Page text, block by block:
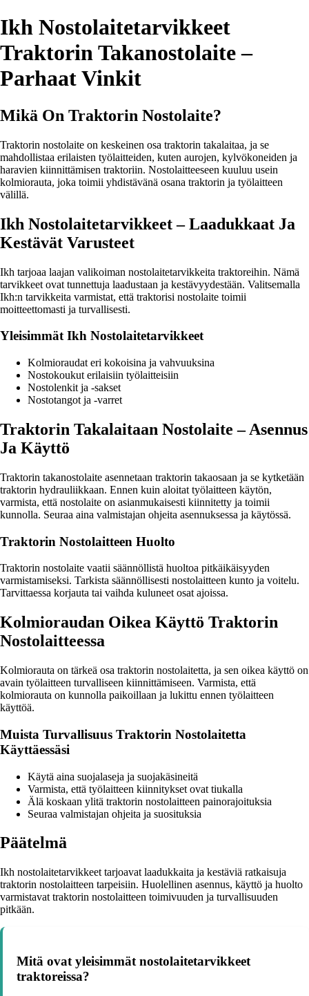
Ikh Nostolaitetarvikkeet
Traktorin Takanostolaite –
Parhaat Vinkit
Mikä On Traktorin Nostolaite?
Traktorin nostolaite on keskeinen osa traktorin takalaitaa, ja se
mahdollistaa erilaisten työlaitteiden, kuten aurojen, kylvökoneiden ja
haravien kiinnittämisen traktoriin. Nostolaitteeseen kuuluu usein
kolmiorauta, joka toimii yhdistävänä osana traktorin ja työlaitteen
välillä.
Ikh Nostolaitetarvikkeet – Laadukkaat Ja
Kestävät Varusteet
Ikh tarjoaa laajan valikoiman nostolaitetarvikkeita traktoreihin. Nämä
tarvikkeet ovat tunnettuja laadustaan ja kestävyydestään. Valitsemalla
Ikh:n tarvikkeita varmistat, että traktorisi nostolaite toimii
moitteettomasti ja turvallisesti.
Yleisimmät Ikh Nostolaitetarvikkeet
Kolmioraudat eri kokoisina ja vahvuuksina
Nostokoukut erilaisiin työlaitteisiin
Nostolenkit ja -sakset
Nostotangot ja -varret
Traktorin Takalaitaan Nostolaite – Asennus
Ja Käyttö
Traktorin takanostolaite asennetaan traktorin takaosaan ja se kytketään
traktorin hydrauliikkaan. Ennen kuin aloitat työlaitteen käytön,
varmista, että nostolaite on asianmukaisesti kiinnitetty ja toimii
kunnolla. Seuraa aina valmistajan ohjeita asennuksessa ja käytössä.
Traktorin Nostolaitteen Huolto
Traktorin nostolaite vaatii säännöllistä huoltoa pitkäikäisyyden
varmistamiseksi. Tarkista säännöllisesti nostolaitteen kunto ja voitelu.
Tarvittaessa korjauta tai vaihda kuluneet osat ajoissa.
Kolmioraudan Oikea Käyttö Traktorin
Nostolaitteessa
Kolmiorauta on tärkeä osa traktorin nostolaitetta, ja sen oikea käyttö on
avain työlaitteen turvalliseen kiinnittämiseen. Varmista, että
kolmiorauta on kunnolla paikoillaan ja lukittu ennen työlaitteen
käyttöä.
Muista Turvallisuus Traktorin Nostolaitetta
Käyttäessäsi
Käytä aina suojalaseja ja suojakäsineitä
Varmista, että työlaitteen kiinnitykset ovat tiukalla
Älä koskaan ylitä traktorin nostolaitteen painorajoituksia
Seuraa valmistajan ohjeita ja suosituksia
Päätelmä
Ikh nostolaitetarvikkeet tarjoavat laadukkaita ja kestäviä ratkaisuja
traktorin nostolaitteen tarpeisiin. Huolellinen asennus, käyttö ja huolto
varmistavat traktorin nostolaitteen toimivuuden ja turvallisuuden
pitkään.
Mitä ovat yleisimmät nostolaitetarvikkeet
traktoreissa?